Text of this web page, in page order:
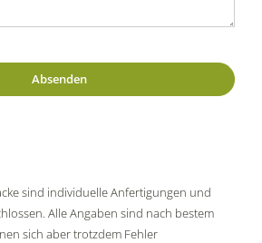
sind individuelle Anfertigungen und
Alle Angaben sind nach bestem
sich aber trotzdem Fehler